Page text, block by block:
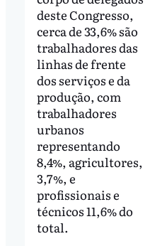
deste Congresso,
cerca de 33,6% são
trabalhadores das
linhas de frente
dos serviços e da
produção, com
trabalhadores
urbanos
representando
8,4%, agricultores,
3,7%, e
profissionais e
técnicos 11,6% do
total.